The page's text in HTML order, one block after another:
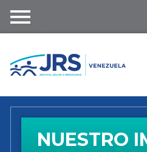
content
NUESTRO